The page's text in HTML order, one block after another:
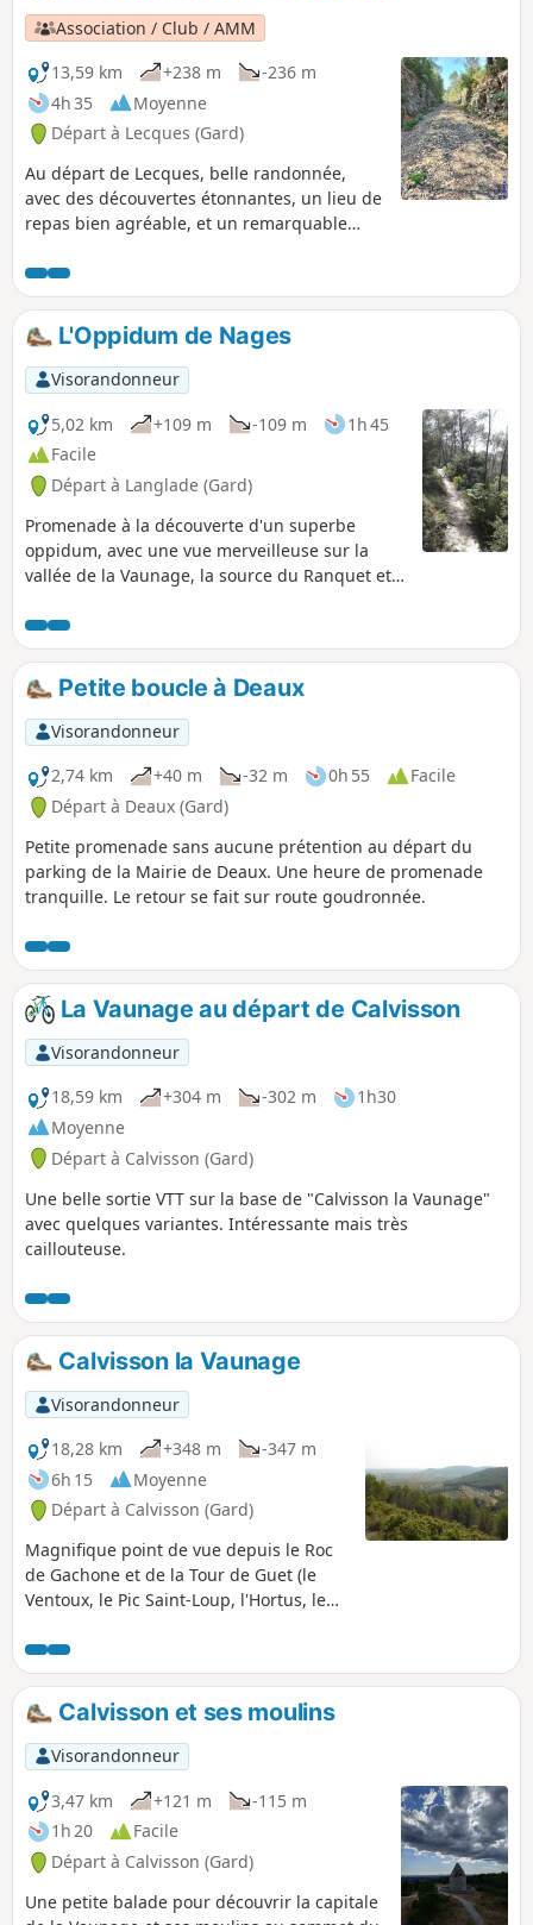
Association / Club / AMM
13,59 km
+238 m
-236 m
4h 35
Moyenne
Départ à Lecques (Gard)
Au départ de Lecques, belle randonnée,
avec des découvertes étonnantes, un lieu de
repas bien agréable, et un remarquable
L'Oppidum de Nages
Visorandonneur
5,02 km
+109 m -109 m
1h 45
Facile
Départ à Langlade (Gard)
Promenade à la découverte d'un superbe
oppidum, avec une vue merveilleuse sur la
vallée de la Vaunage, la source du Ranquet et
Petite boucle à Deaux
Visorandonneur
2,74 km
+40 m -32 m 0h 55
Facile
Départ à Deaux (Gard)
Petite promenade sans aucune prétention au départ du
parking de la Mairie de Deaux. Une heure de promenade
tranquille. Le retour se fait sur route goudronnée.
La Vaunage au départ de Calvisson
Visorandonneur
18,59 km
+304 m -302 m
1h30
Moyenne
Départ à Calvisson (Gard)
Une belle sortie VTT sur la base de "Calvisson la Vaunage"
avec quelques variantes. Intéressante mais très
caillouteuse.
Calvisson la Vaunage
Visorandonneur
18,28 km
+348 m
-347 m
6h 15
Moyenne
Départ à Calvisson (Gard)
Magnifique point de vue depuis le Roc
de Gachone et de la Tour de Guet (le
Ventoux, le Pic Saint-Loup, l'Hortus, le
Calvisson et ses moulins
Visorandonneur
3,47 km
+121 m
-115 m
1h 20
Facile
Départ à Calvisson (Gard)
Une petite balade pour découvrir la capitale